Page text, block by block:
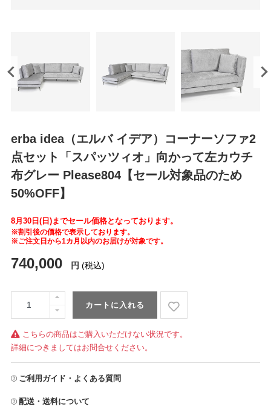
erba idea（エルバ イデア）コーナーソファ2
点セット「スパッツィオ」向かって左カウチ
布グレー Please804【セール対象品のため
50%OFF】
8月30日(日)までセール価格となっております。
※割引後の価格で表示しております。
※ご注文日から1カ月以内のお届けが対象です。
740,000 円 (税込)
カートに入れる
こちらの商品はご購入いただけない状況です。
詳細につきましてはお問合せください。
ご利用ガイド・よくある質問
配送・送料について